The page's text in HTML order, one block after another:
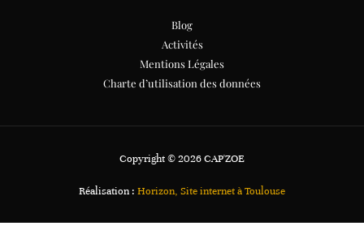
Blog
Activités
Mentions Légales
Charte d’utilisation des données
Copyright © 2026 CAP'ZOE
Réalisation : Horizon, Site internet à Toulouse